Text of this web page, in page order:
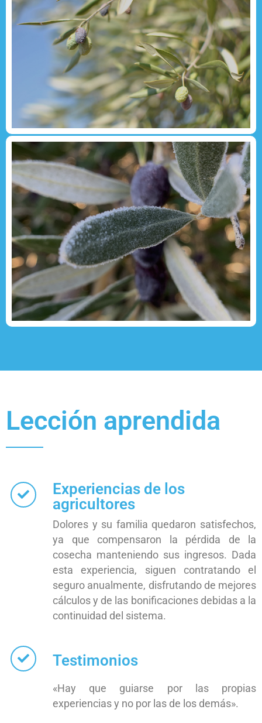
Lección aprendida
Experiencias de los
agricultores
Dolores y su familia quedaron satisfechos,
ya que compensaron la pérdida de la
cosecha manteniendo sus ingresos. Dada
esta experiencia, siguen contratando el
seguro anualmente, disfrutando de mejores
cálculos y de las bonificaciones debidas a la
continuidad del sistema.
Testimonios
«Hay que guiarse por las propias
experiencias y no por las de los demás».